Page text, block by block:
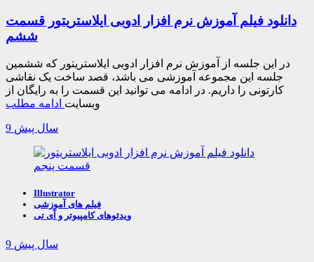
دانلود فیلم آموزش نرم افزار ادوبی ایلاستریتور قسمت
ششم
در این جلسه از آموزش نرم افزار ادوبی ایلاستریتور که ششمین
جلسه این مجموعه آموزشی می باشد، قصد ساخت یک نقاشی
کارتونی را داریم. در ادامه می توانید این قسمت را به رایگان از
وبسایت ادامه مطلب
9 سال پیش
Illustrator
فیلم های آموزشی
ویدئوهای کامپیوتر و آی تی
9 سال پیش